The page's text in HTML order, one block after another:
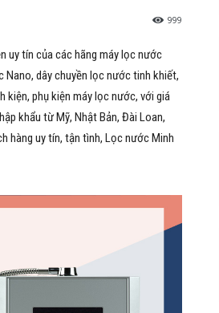
999
uy tín của các hãng máy lọc nước
Nano, dây chuyền lọc nước tinh khiết,
kiện, phụ kiện máy lọc nước, với giá
khẩu từ Mỹ, Nhật Bản, Đài Loan,
hàng uy tín, tận tình, Lọc nước Minh